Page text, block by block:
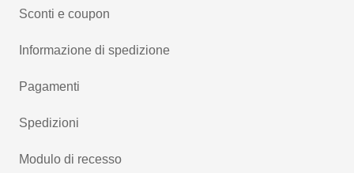
Sconti e coupon
Informazione di spedizione
Pagamenti
Spedizioni
Modulo di recesso